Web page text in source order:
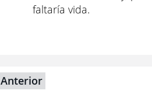
faltaría vida.
Anterior